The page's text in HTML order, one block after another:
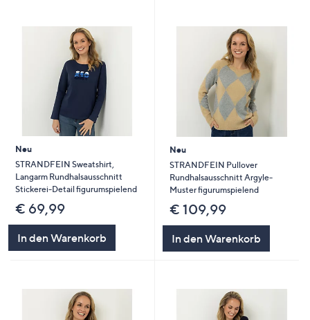
Neu
STRANDFEIN Sweatshirt,
Langarm Rundhalsausschnitt
Stickerei-Detail figurumspielend
€ 69,99
In den Warenkorb
Neu
STRANDFEIN Pullover
Rundhalsausschnitt Argyle-
Muster figurumspielend
€ 109,99
In den Warenkorb